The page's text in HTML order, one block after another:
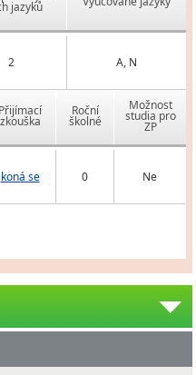
jazyků
2 A, N
Přijímací
zkouška
Roční
školné
Možnost
studia pro
ZP
koná se 0 Ne